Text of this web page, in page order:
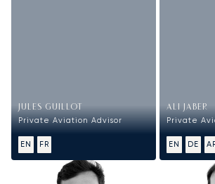
JULES GUILLOT
Private Aviation Advisor
EN FR
ALI JABER
Private
EN DE